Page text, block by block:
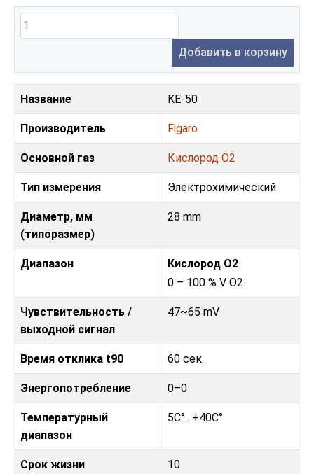
Добавить в корзину
Название KE-50
Производитель Figaro
Основной газ Кислород O2
Тип измерения Электрохимический
Диаметр, мм
(типоразмер)
28 mm
Диапазон
Кислород O2
0 – 100 % V O2
Чувствительность /
выходной сигнал
47~65 mV
Время отклика t90 60 сек.
Энергопотребление 0–0
Температурный
диапазон
5C°.. +40C°
Срок жизни
10